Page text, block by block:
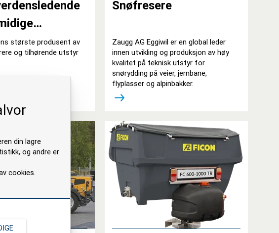
største produsent av
og tilhørende utstyr
Snøfresere
Zaugg AG Eggiwil er en global leder
innen utvikling og produksjon av høy
kvalitet på teknisk utstyr for
snørydding på veier, jernbane,
flyplasser og alpinbakker.
din lagre
og andre er
cookies.